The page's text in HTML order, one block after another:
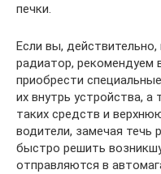
печки.
Если вы,
радиатор,
приобрести
их внутрь устройства,
таких средств и
водители, замечая течь
быстро решить
отправляются в